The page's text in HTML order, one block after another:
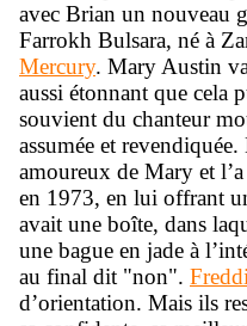
avec Brian un nouveau
Farrokh Bulsara, né à
Mercury. Mary Austin
aussi étonnant que cela
souvient du chanteur
assumée et
amoureux de Mary et
en 1973, en lui offrant
avait une boîte, dans
une bague en jade à
au final dit "non".
d’orientation. Mais ils